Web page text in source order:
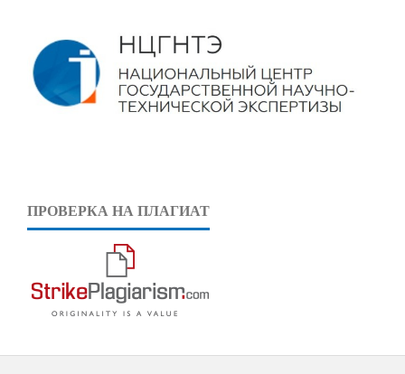
ПРОВЕРКА НА ПЛАГИАТ